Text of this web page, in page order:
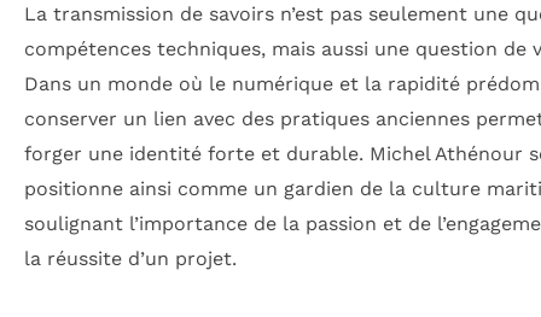
La transmission de savoirs n’est pas seulement une
compétences techniques, mais aussi une question de
Dans un monde où le numérique et la rapidité
conserver un lien avec des pratiques anciennes
forger une identité forte et durable. Michel Athénour
positionne ainsi comme un gardien de la culture
soulignant l’importance de la passion et de
la réussite d’un projet.